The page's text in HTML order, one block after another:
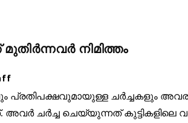
നിമിത്തം
പ്രതിപക്ഷവുമായുള്ള ചർച്ചകളും
ചർച്ച ചെയ്യുന്നത് കുട്ടികളിലെ